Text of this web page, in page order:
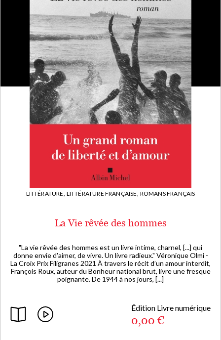
LITTÉRATURE, LITTÉRATURE FRANÇAISE, ROMANS FRANÇAIS
La Vie rêvée des hommes
"La vie rêvée des hommes est un livre intime, charnel, [...] qui
donne envie d'aimer, de vivre. Un livre radieux." Véronique Olmi -
La Croix Prix Filigranes 2021 À travers le récit d’un amour interdit,
François Roux, auteur du Bonheur national brut, livre une fresque
poignante. De 1944 à nos jours, [...]
Édition Livre numérique
0,00 €